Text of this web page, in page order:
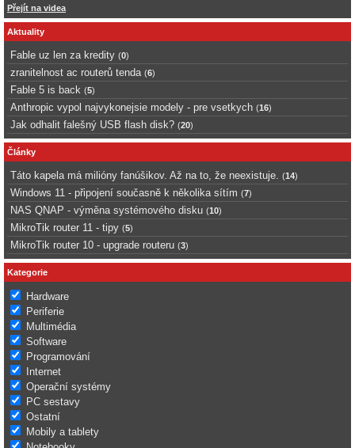
Přejít na videa
Aktuality
Fable uz len za kredity (0)
zranitelnost ac routerů tenda (6)
Fable 5 is back (5)
Anthropic vypol najvykonejsie modely - pre vsetkych (16)
Jak odhalit falešný USB flash disk? (20)
Články
Táto kapela má milióny fanúšikov. Až na to, že neexistuje. (14)
Windows 11 - připojení současně k několika sítím (7)
NAS QNAP - výměna systémového disku (10)
MikroTik router 11 - tipy (5)
MikroTik router 10 - upgrade routeru (3)
Kategorie
Hardware
Periferie
Multimédia
Software
Programování
Internet
Operační systémy
PC sestavy
Ostatní
Mobily a tablety